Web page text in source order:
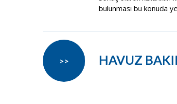
bulunması bu konuda
HAVUZ
>>